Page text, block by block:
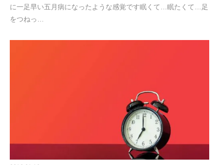
に一足早い五月病になったような感覚です眠くて…眠たくて…足
をつねっ…